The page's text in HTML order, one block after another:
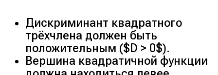
Дискриминант квадратного
трёхчлена должен быть
положительным ($D > 0$).
Вершина квадратичной функции